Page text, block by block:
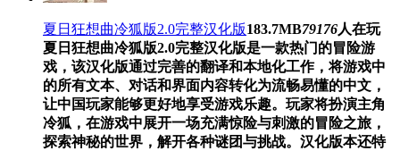
夏日狂想曲冷狐版2.0完整汉化版183.7MB79176人在玩
夏日狂想曲冷狐版2.0完整汉化版是一款热门的冒险游
戏，该汉化版通过完善的翻译和本地化工作，将游戏中
的所有文本、对话和界面内容转化为流畅易懂的中文，
让中国玩家能够更好地享受游戏乐趣。玩家将扮演主角
冷狐，在游戏中展开一场充满惊险与刺激的冒险之旅，
探索神秘的世界，解开各种谜团与挑战。汉化版本还特